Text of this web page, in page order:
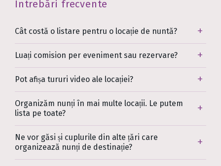
Întrebări frecvente
Cât costă o listare pentru o locație de nuntă?
Luați comision per eveniment sau rezervare?
Pot afișa tururi video ale locației?
Organizăm nunți în mai multe locații. Le putem
lista pe toate?
Ne vor găsi și cuplurile din alte țări care
organizează nunți de destinație?